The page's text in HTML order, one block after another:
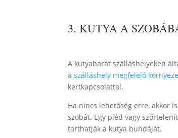
3. KUTYA A
A kutyabarát szálláshelyeken
a szálláshely megfelelő
kertkapcsolattal.
Ha nincs lehetőség erre, akkor
szobát. Egy pléd vagy
tarthatják a kutya bundáját.